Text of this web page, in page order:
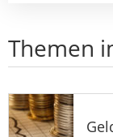
Themen